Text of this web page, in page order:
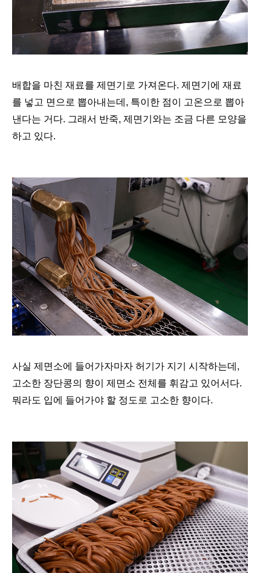
배합을 마친 재료를 제면기로 가져온다. 제면기에 재료
를 넣고 면으로 뽑아내는데, 특이한 점이 고온으로 뽑아
낸다는 거다. 그래서 반죽, 제면기와는 조금 다른 모양을
하고 있다.
사실 제면소에 들어가자마자 허기가 지기 시작하는데,
고소한 장단콩의 향이 제면소 전체를 휘감고 있어서다.
뭐라도 입에 들어가야 할 정도로 고소한 향이다.